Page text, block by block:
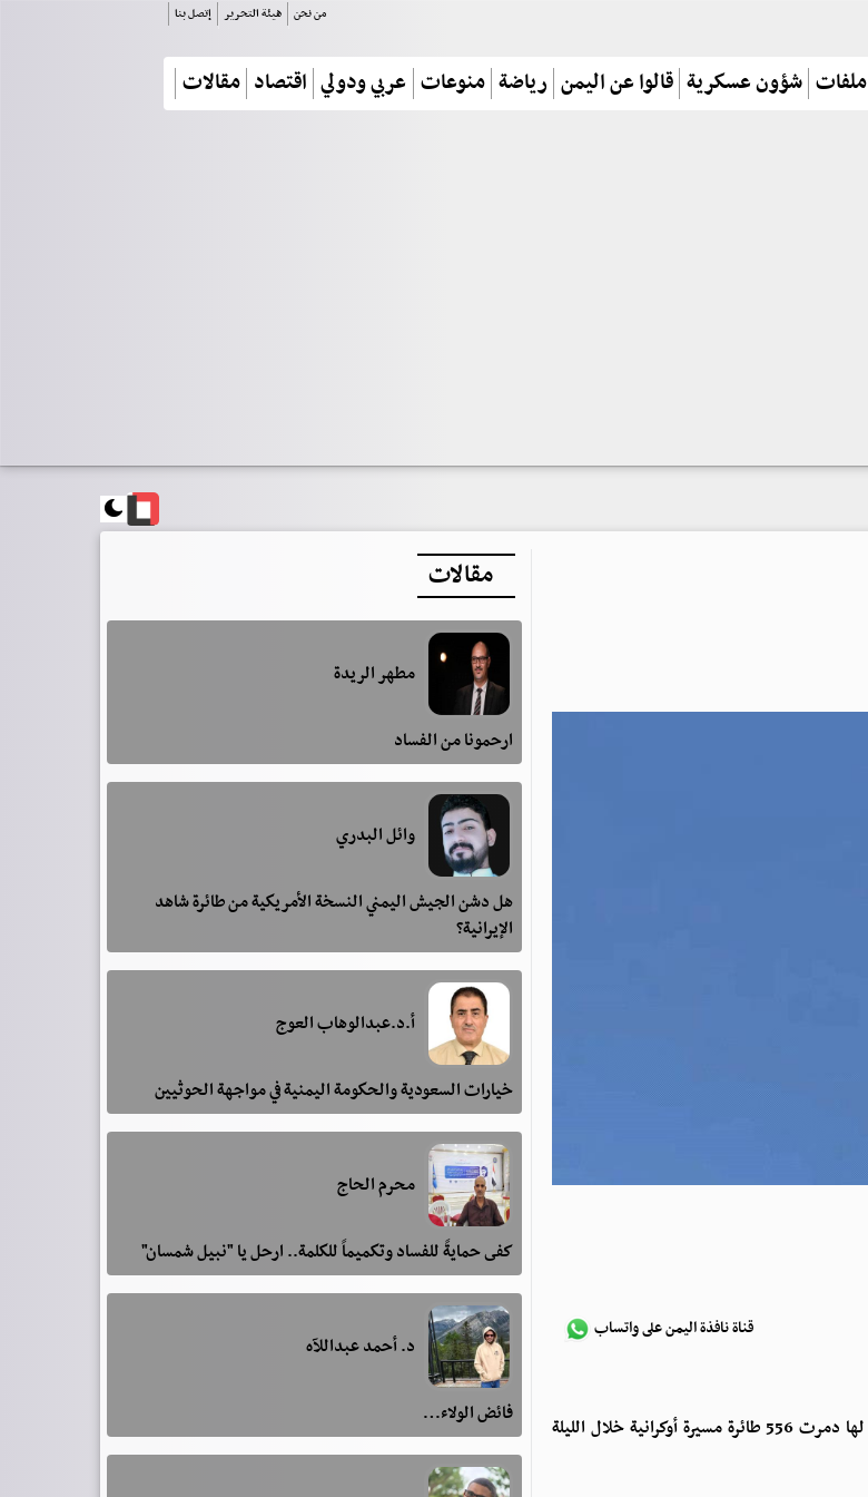
من نحن هيئة التحرير إتصل بنا
ملفات شؤون عسكرية قالوا عن اليمن رياضة منوعات عربي ودولي اقتصاد مقالات
قناة نافذة اليمن على واتساب
أعلنت وزارة الدفاع الروسية صباح اليوم الأحد أن أنظمة الدفاع الجوي التابعة لها دمرت 556 طائرة مسيرة أوكرانية خلال الليلة
مقالات
مطهر الريدة
ارحمونا من الفساد
وائل البدري
هل دشن الجيش اليمني النسخة الأمريكية من طائرة شاهد
الإيرانية؟
أ.د.عبدالوهاب العوج
خيارات السعودية والحكومة اليمنية في مواجهة الحوثيين
محرم الحاج
كفى حمايةً للفساد وتكميماً للكلمة.. ارحل يا "نبيل شمسان"
د. أحمد عبداللآه
فائض الولاء…